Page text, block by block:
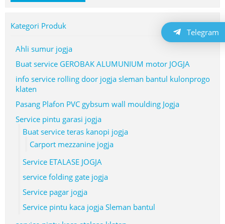
Kategori Produk
Ahli sumur jogja
Buat service GEROBAK ALUMUNIUM motor JOGJA
info service rolling door jogja sleman bantul kulonprogo
klaten
Pasang Plafon PVC gybsum wall moulding Jogja
Service pintu garasi jogja
Buat service teras kanopi jogja
Carport mezzanine jogja
Service ETALASE JOGJA
service folding gate jogja
Service pagar jogja
Service pintu kaca jogja Sleman bantul
Telegram